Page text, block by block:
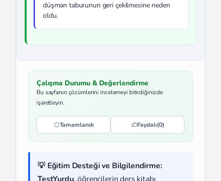
düşman taburunun geri çekilmesine neden
oldu.
Çalışma Durumu & Değerlendirme
Bu sayfanın çözümlerini incelemeyi bitirdiğinizde
işaretleyin.
Tamamlandı Faydalı(0)
💡 Eğitim Desteği ve Bilgilendirme: